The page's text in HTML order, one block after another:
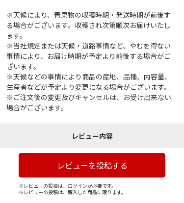
※天候により、青果物の収穫時期・発送時期が前後す
る場合がございます。収穫され次第順次お届けいたし
ます。
※当社規定または天候・道路事情など、やむを得ない
事情により、お届け時期が予定より前後する場合がご
ざいます。
※天候などの事情により商品の産地、品種、内容量、
生産者などが予定より変更になる場合がございます。
※ご注文後の変更及びキャンセルは、お受け出来ない
場合がございます。
レビュー内容
レビューを投稿する
※レビューの投稿は、ログインが必要です。
※レビューの投稿は、購入した商品に限ります。